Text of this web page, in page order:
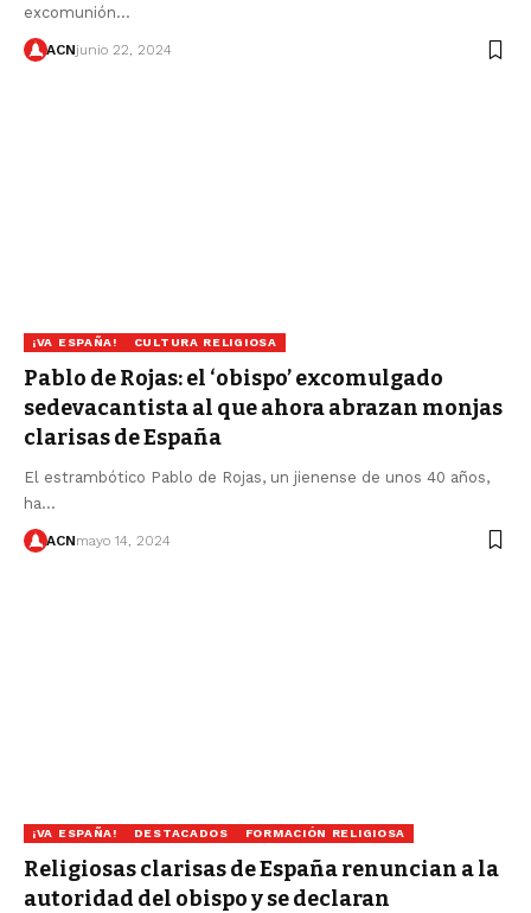
excomunión…
ACNjunio 22, 2024
¡VA ESPAÑA! CULTURA RELIGIOSA
Pablo de Rojas: el ‘obispo’ excomulgado
sedevacantista al que ahora abrazan monjas
clarisas de España
El estrambótico Pablo de Rojas, un jienense de unos 40 años,
ha…
ACNmayo 14, 2024
¡VA ESPAÑA! DESTACADOS FORMACIÓN RELIGIOSA
Religiosas clarisas de España renuncian a la
autoridad del obispo y se declaran